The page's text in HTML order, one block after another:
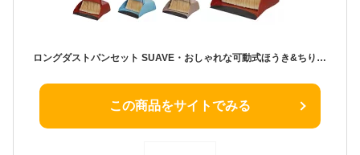
ロングダストパンセット SUAVE・おしゃれな可動式ほうき&ちりとりの自立する掃除セット 壁掛け シンプル おしゃれ レトロ ロング コンパクト 床掃除 ベランダ掃除 玄関掃除 フローリング 屋内 新生活 ナチュラル 清掃用品 髪の毛 ペットの毛 掃き掃除 かわいい チリトリ
この商品をサイトでみる